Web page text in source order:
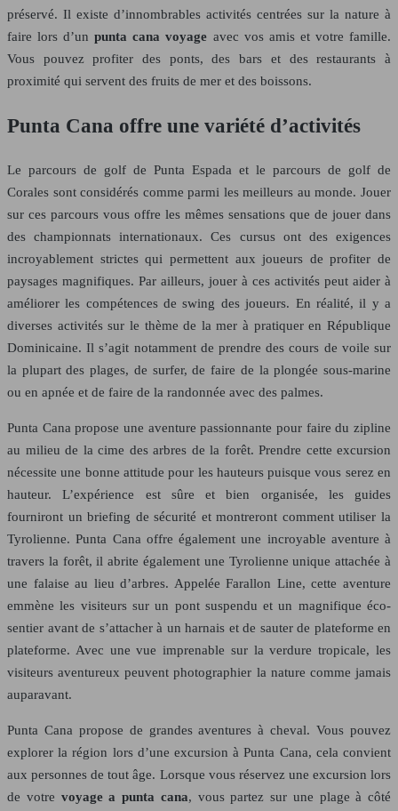
préservé. Il existe d’innombrables activités centrées sur la nature à
faire lors d’unpunta cana voyage avec vos amis et votre famille.
Vous pouvez profiter des ponts, des bars et des restaurants à
proximité qui servent des fruits de mer et des boissons.
Punta Cana offre une variété d’activités
Le parcours de golf de Punta Espada et le parcours de golf de
Corales sont considérés comme parmi les meilleurs au monde. Jouer
sur ces parcours vous offre les mêmes sensations que de jouer dans
des championnats internationaux. Ces cursus ont des exigences
incroyablement strictes qui permettent aux joueurs de profiter de
paysages magnifiques. Par ailleurs, jouer à ces activités peut aider à
améliorer les compétences de swing des joueurs. En réalité, il y a
diverses activités sur le thème de la mer à pratiquer en République
Dominicaine. Il s’agit notamment de prendre des cours de voile sur
la plupart des plages, de surfer, de faire de la plongée sous-marine
ou en apnée et de faire de la randonnée avec des palmes.
Punta Cana propose une aventure passionnante pour faire du zipline
au milieu de la cime des arbres de la forêt. Prendre cette excursion
nécessite une bonne attitude pour les hauteurs puisque vous serez en
hauteur. L’expérience est sûre et bien organisée, les guides
fourniront un briefing de sécurité et montreront comment utiliser la
Tyrolienne. Punta Cana offre également une incroyable aventure à
travers la forêt, il abrite également une Tyrolienne unique attachée à
une falaise au lieu d’arbres. Appelée Farallon Line, cette aventure
emmène les visiteurs sur un pont suspendu et un magnifique éco-
sentier avant de s’attacher à un harnais et de sauter de plateforme en
plateforme. Avec une vue imprenable sur la verdure tropicale, les
visiteurs aventureux peuvent photographier la nature comme jamais
auparavant.
Punta Cana propose de grandes aventures à cheval. Vous pouvez
explorer la région lors d’une excursion à Punta Cana, cela convient
aux personnes de tout âge. Lorsque vous réservez une excursion lors
de votre voyage a punta cana, vous partez sur une plage à côté